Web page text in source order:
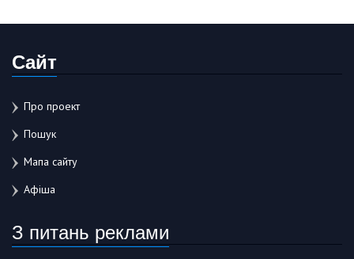
Сайт
Про проект
Пошук
Мапа сайту
Афіша
З питань реклами